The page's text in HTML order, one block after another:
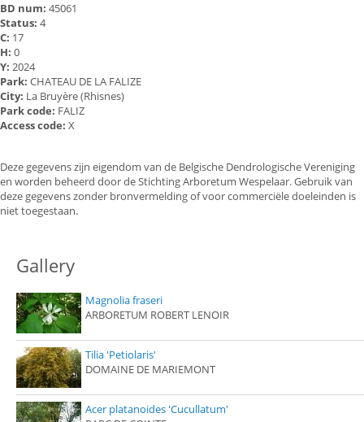
BD num: 45061
Status: 4
C: 17
H: 0
Y: 2024
Park: CHATEAU DE LA FALIZE
City: La Bruyère (Rhisnes)
Park code: FALIZ
Access code: X
Deze gegevens zijn eigendom van de Belgische Dendrologische Vereniging
en worden beheerd door de Stichting Arboretum Wespelaar. Gebruik van
deze gegevens zonder bronvermelding of voor commerciële doeleinden is
niet toegestaan.
Gallery
Magnolia fraseri
ARBORETUM ROBERT LENOIR
Tilia 'Petiolaris'
DOMAINE DE MARIEMONT
Acer platanoides 'Cucullatum'